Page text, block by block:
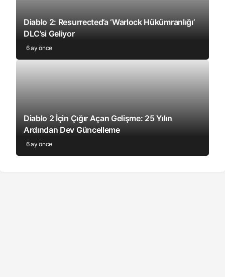
Diablo 2: Resurrected’a ‘Warlock Hükümranlığı’
DLC’si Geliyor
6 ay önce
Diablo 2 İçin Çığır Açan Gelişme: 25 Yılın
Ardından Dev Güncelleme
6 ay önce